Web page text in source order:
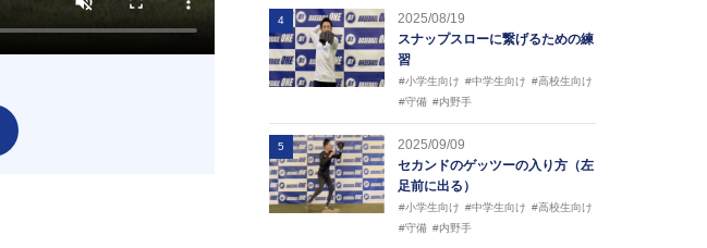
4
2025/08/19
スナップスローに繋げるための練
習
#小学生向け #中学生向け #高校生向け
#守備 #内野手
5
2025/09/09
セカンドのゲッツーの入り方（左
足前に出る）
#小学生向け #中学生向け #高校生向け
#守備 #内野手